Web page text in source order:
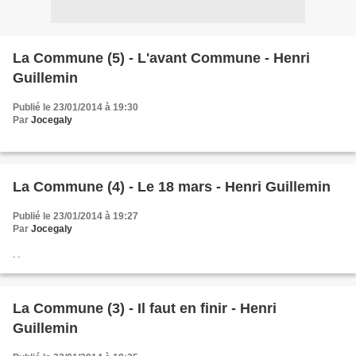
La Commune (5) - L'avant Commune - Henri
Guillemin
Publié le 23/01/2014 à 19:30
Par Jocegaly
La Commune (4) - Le 18 mars - Henri Guillemin
Publié le 23/01/2014 à 19:27
Par Jocegaly
. .
La Commune (3) - Il faut en finir - Henri
Guillemin